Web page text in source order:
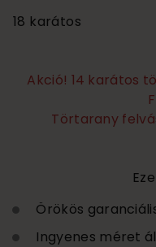
18 karátos
Akció! 14 karátos
Törtarany
Örökös
Ingyenes méret